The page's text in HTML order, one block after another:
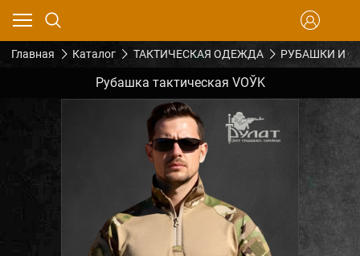
Главная Каталог ТАКТИЧЕСКАЯ ОДЕЖДА РУБАШКИ И
Рубашка тактическая VOЎK